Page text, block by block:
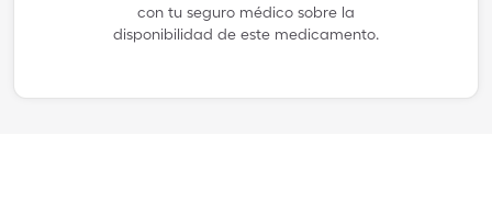
con tu seguro médico sobre la
disponibilidad de este medicamento.